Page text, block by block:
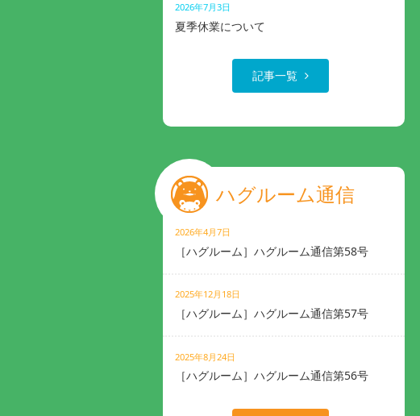
2026年7月3日
夏季休業について
記事一覧
ハグルーム通信
2026年4月7日
［ハグルーム］ハグルーム通信第58号
2025年12月18日
［ハグルーム］ハグルーム通信第57号
2025年8月24日
［ハグルーム］ハグルーム通信第56号